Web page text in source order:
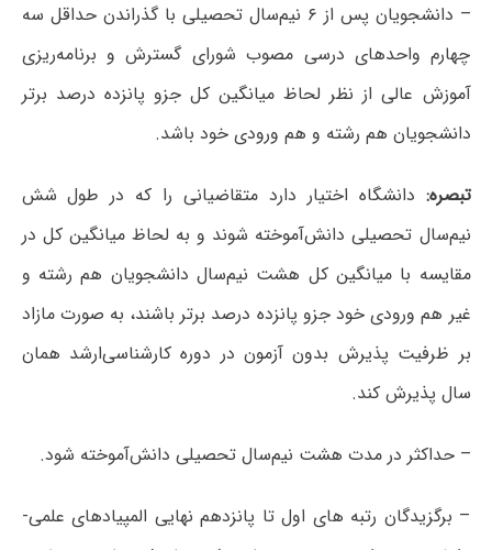
– دانشجویان پس از ۶ نیم‌سال تحصیلی با گذراندن حداقل سه
چهارم واحدهای درسی مصوب شورای گسترش و برنامه‌ریزی
آموزش عالی از نظر لحاظ میانگین کل جزو پانزده درصد برتر
دانشجویان هم رشته و هم ورودی خود باشد.
تبصره: دانشگاه اختیار دارد متقاضیانی را که در طول شش
نیم‌سال تحصیلی دانش‌آموخته شوند و به لحاظ میانگین کل در
مقایسه با میانگین کل هشت نیم‌سال دانشجویان هم رشته و
غیر هم ورودی خود جزو پانزده درصد برتر باشند، به صورت مازاد
بر ظرفیت پذیرش بدون آزمون در دوره کارشناسی‌ارشد همان
سال پذیرش کند.
– حداکثر در مدت هشت نیم‌سال تحصیلی دانش‌آموخته شود.
– برگزیدگان رتبه های اول تا پانزدهم نهایی المپیادهای علمی-